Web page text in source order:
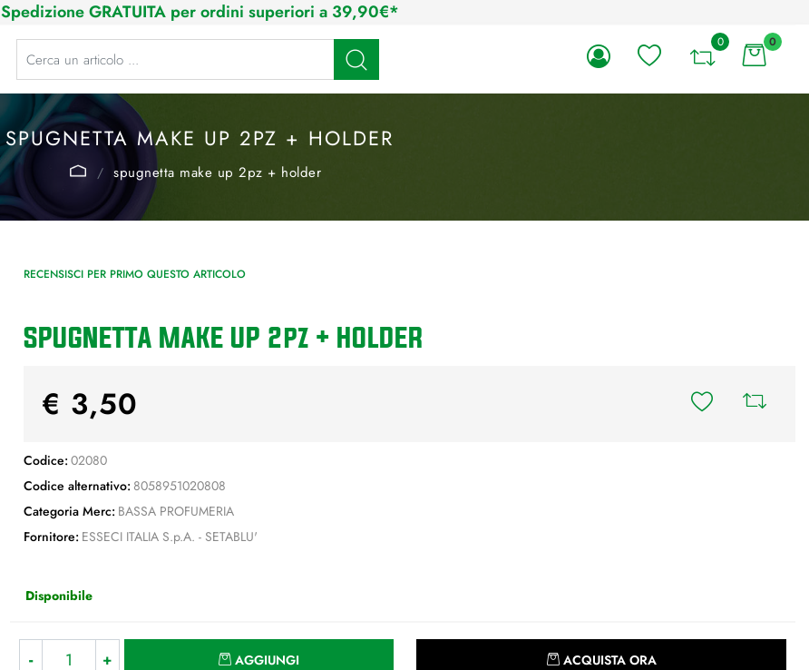
Spedizione GRATUITA per ordini superiori a 39,90€*
La modifica di un filtro aggiorna automaticamente gli altri filtri disponibili. 0 0
SPUGNETTA MAKE UP 2PZ + HOLDER
spugnetta make up 2pz + holder
RECENSISCI PER PRIMO QUESTO ARTICOLO
SPUGNETTA MAKE UP 2pz + HOLDER
€ 3,50
Codice: 02080
Codice alternativo: 8058951020808
Categoria Merc: BASSA PROFUMERIA
Fornitore: ESSECI ITALIA S.p.A. - SETABLU'
Disponibile
AGGIUNGI ACQUISTA ORA